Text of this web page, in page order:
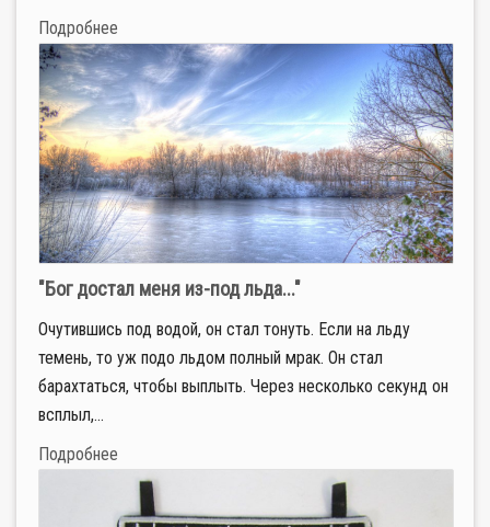
Подробнее
"Бог достал меня из-под льда..."
Очутившись под водой, он стал тонуть. Если на льду
темень, то уж подо льдом полный мрак. Он стал
барахтаться, чтобы выплыть. Через несколько секунд он
всплыл,...
Подробнее